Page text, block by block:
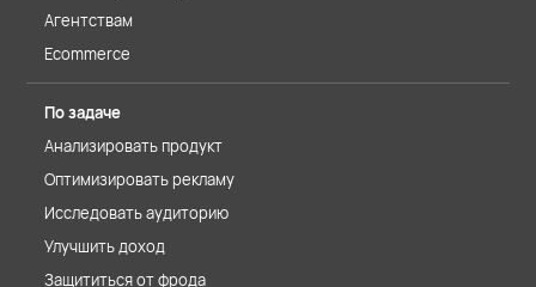
Агентствам
Ecommerce
По задаче
Анализировать продукт
Оптимизировать рекламу
Исследовать аудиторию
Улучшить доход
Защититься от фрода